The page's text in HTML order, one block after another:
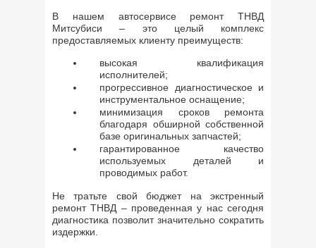
В нашем автосервисе ремонт ТНВД
Митсубиси – это целый комплекс
предоставляемых клиенту преимуществ:
высокая квалификация
исполнителей;
прогрессивное диагностическое и
инструментальное оснащение;
минимизация сроков ремонта
благодаря обширной собственной
базе оригинальных запчастей;
гарантированное качество
используемых деталей и
проводимых работ.
Не тратьте свой бюджет на экстренный
ремонт ТНВД – проведенная у нас сегодня
диагностика позволит значительно сократить
издержки.